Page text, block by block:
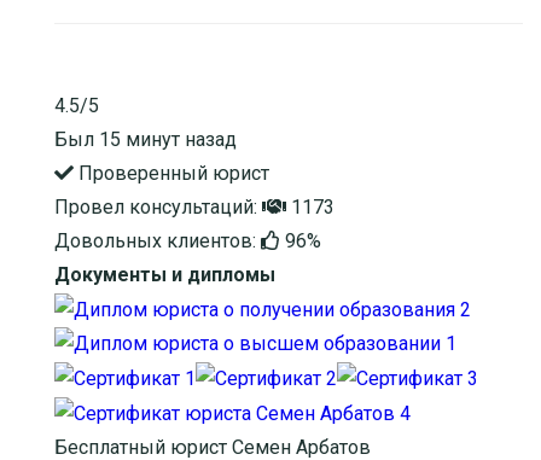
4.5/5
Был 15 минут назад
Проверенный юрист
Провел консультаций:
1173
Довольных клиентов:
96%
Документы и дипломы
Бесплатный юрист Семен Арбатов